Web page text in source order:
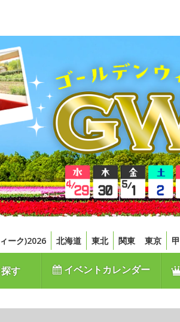
ーク)2026 北海道 東北 関東 東京
す イベントカレンダー